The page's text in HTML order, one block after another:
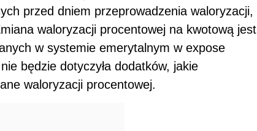
przed dniem przeprowadzenia waloryzacji,
waloryzacji procentowej na kwotową jest
w systemie emerytalnym w expose
będzie dotyczyła dodatków, jakie
waloryzacji procentowej.